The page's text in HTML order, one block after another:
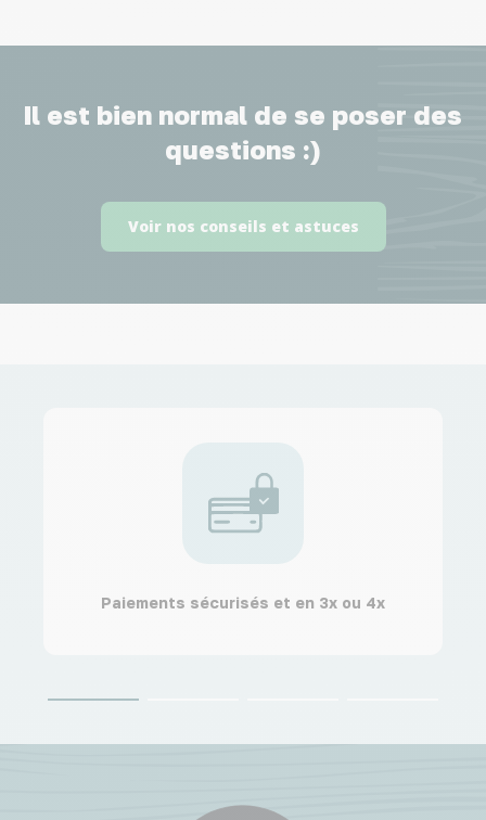
Il est bien normal de se poser des
questions :)
Voir nos conseils et astuces
Paiements sécurisés et en 3x ou 4x